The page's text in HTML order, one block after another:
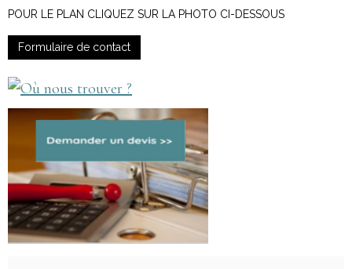
POUR LE PLAN CLIQUEZ SUR LA PHOTO CI-DESSOUS
Formulaire de contact